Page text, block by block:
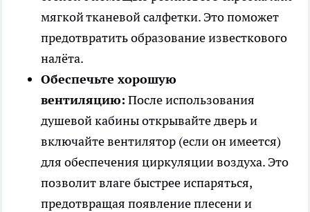
мягкой тканевой салфетки. Это поможет
предотвратить образование известкового
налёта.
Обеспечьте хорошую
вентиляцию: После использования
душевой кабины открывайте дверь и
включайте вентилятор (если он имеется)
для обеспечения циркуляции воздуха. Это
позволит влаге быстрее испаряться,
предотвращая появление плесени и